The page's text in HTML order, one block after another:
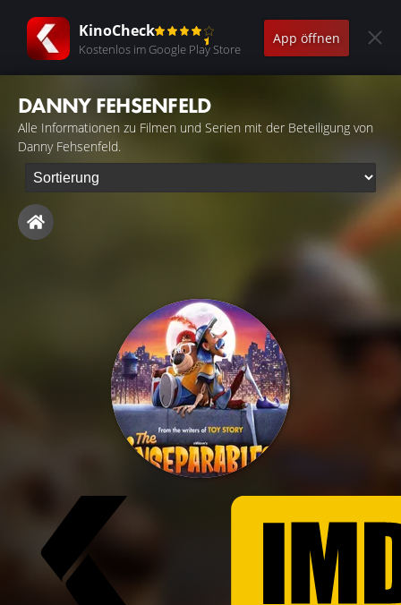
KinoCheck
Kostenlos im Google Play Store
App öffnen
DANNY FEHSENFELD
Alle Informationen zu Filmen und Serien mit der Beteiligung von
Danny Fehsenfeld.